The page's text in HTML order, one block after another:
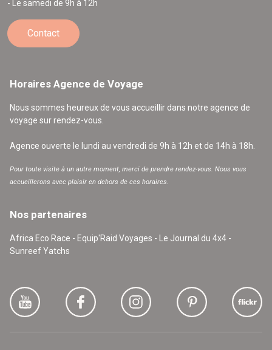
- Le samedi de 9h à 12h
Contact
Horaires Agence de Voyage
Nous sommes heureux de vous accueillir dans notre agence de
voyage sur rendez-vous.
Agence ouverte le lundi au vendredi de 9h à 12h et de 14h à 18h.
Pour toute visite à un autre moment, merci de prendre rendez-vous. Nous vous
accueillerons avec plaisir en dehors de ces horaires.
Nos partenaires
Africa Eco Race - Equip'Raid Voyages - Le Journal du 4x4 -
Sunreef Yatchs